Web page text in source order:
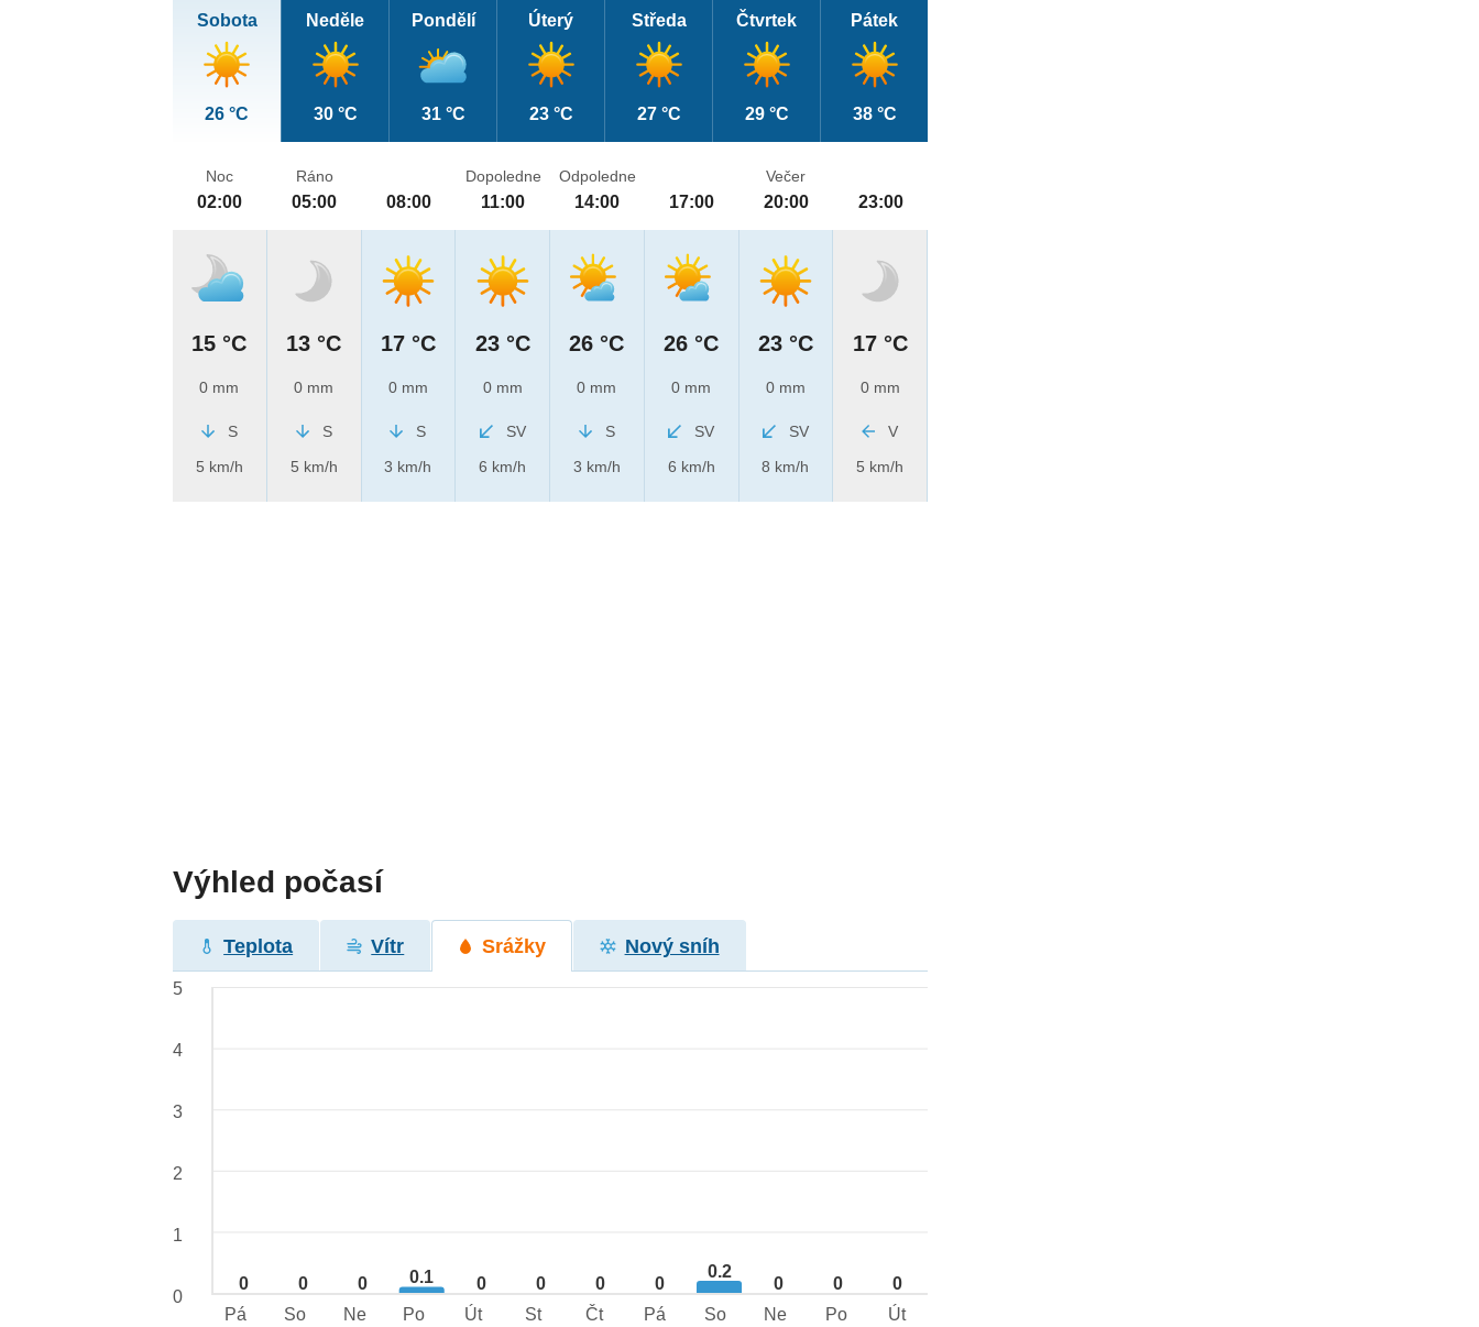
Sobota
26 °C
Neděle
30 °C
Pondělí
31 °C
Úterý
23 °C
Středa
27 °C
Čtvrtek
29 °C
Pátek
38 °C
Noc
02:00
15 °C
0 mm
S
5 km/h
Ráno
05:00
13 °C
0 mm
S
5 km/h
08:00
17 °C
0 mm
S
3 km/h
Dopoledne
11:00
23 °C
0 mm
SV
6 km/h
Odpoledne
14:00
26 °C
0 mm
S
3 km/h
17:00
26 °C
0 mm
SV
6 km/h
Večer
20:00
23 °C
0 mm
SV
8 km/h
23:00
17 °C
0 mm
V
5 km/h
Výhled počasí
Teplota Vítr Srážky Nový sníh
0 0 0 0.1 0 0 0 0
0.2
0 0 0
5
4
3
2
1
0
Pá
So Ne Po Út St Čt Pá So Ne Po Út